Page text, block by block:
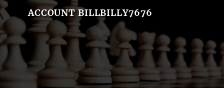
ACCOUNT BILLBILLY7676